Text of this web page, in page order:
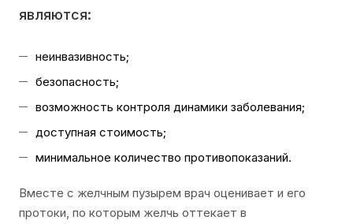
являются:
неинвазивность;
безопасность;
возможность контроля динамики заболевания;
доступная стоимость;
минимальное количество противопоказаний.
Вместе с желчным пузырем врач оценивает и его
протоки, по которым желчь оттекает в